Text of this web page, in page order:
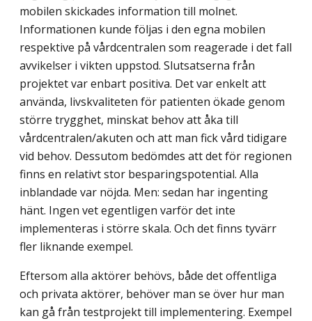
mobilen skickades information till molnet.
Informationen kunde följas i den egna mobilen
respektive på vårdcentralen som reagerade i det fall
avvikelser i vikten uppstod. Slutsatserna från
projektet var enbart positiva. Det var enkelt att
använda, livskvaliteten för patienten ökade genom
större trygghet, minskat behov att åka till
vårdcentralen/akuten och att man fick vård tidigare
vid behov. Dessutom bedömdes att det för regionen
finns en relativt stor besparingspotential. Alla
inblandade var nöjda. Men: sedan har ingenting
hänt. Ingen vet egentligen varför det inte
implementeras i större skala. Och det finns tyvärr
fler liknande exempel.
Eftersom alla aktörer behövs, både det offentliga
och privata aktörer, behöver man se över hur man
kan gå från testprojekt till implementering. Exempel